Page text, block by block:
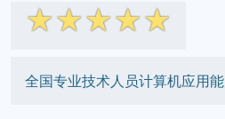
☆☆☆☆☆
全国专业技术人员计算机应用